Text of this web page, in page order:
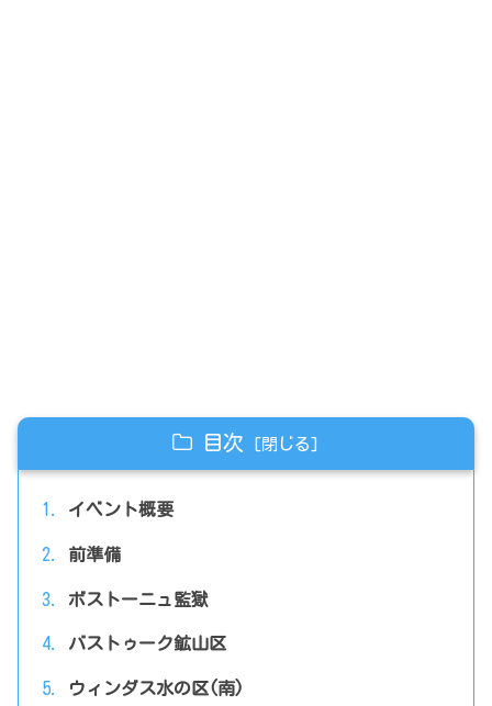
目次
イベント概要
前準備
ボストーニュ監獄
バストゥーク鉱山区
ウィンダス水の区(南)